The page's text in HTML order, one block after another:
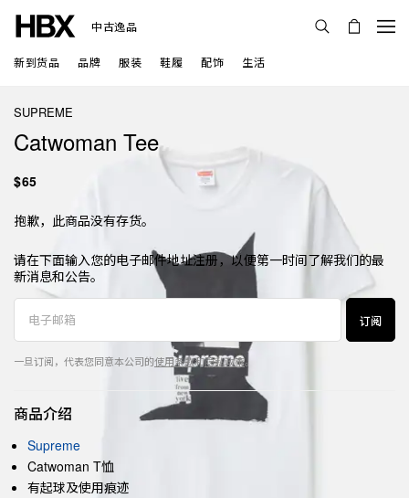
中古逸品
新到货品 品牌 服装 鞋履 配饰 生活
SUPREME
Catwoman Tee
$65
抱歉，此商品没有存货。
请在下面输入您的电子邮件地址注册，以便第一时间了解我们的最
新消息和公告。
订阅
一旦订阅，代表您同意本公司的使用条款和隐私政策。
商品介绍
Supreme
Catwoman T恤
有起球及使用痕迹